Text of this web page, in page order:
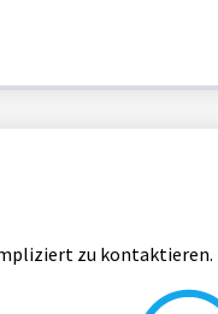
zu kontaktieren.